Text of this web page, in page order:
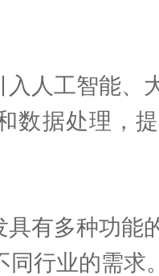
入人工智能、
数据处理，
具有多种功能
同行业的需求